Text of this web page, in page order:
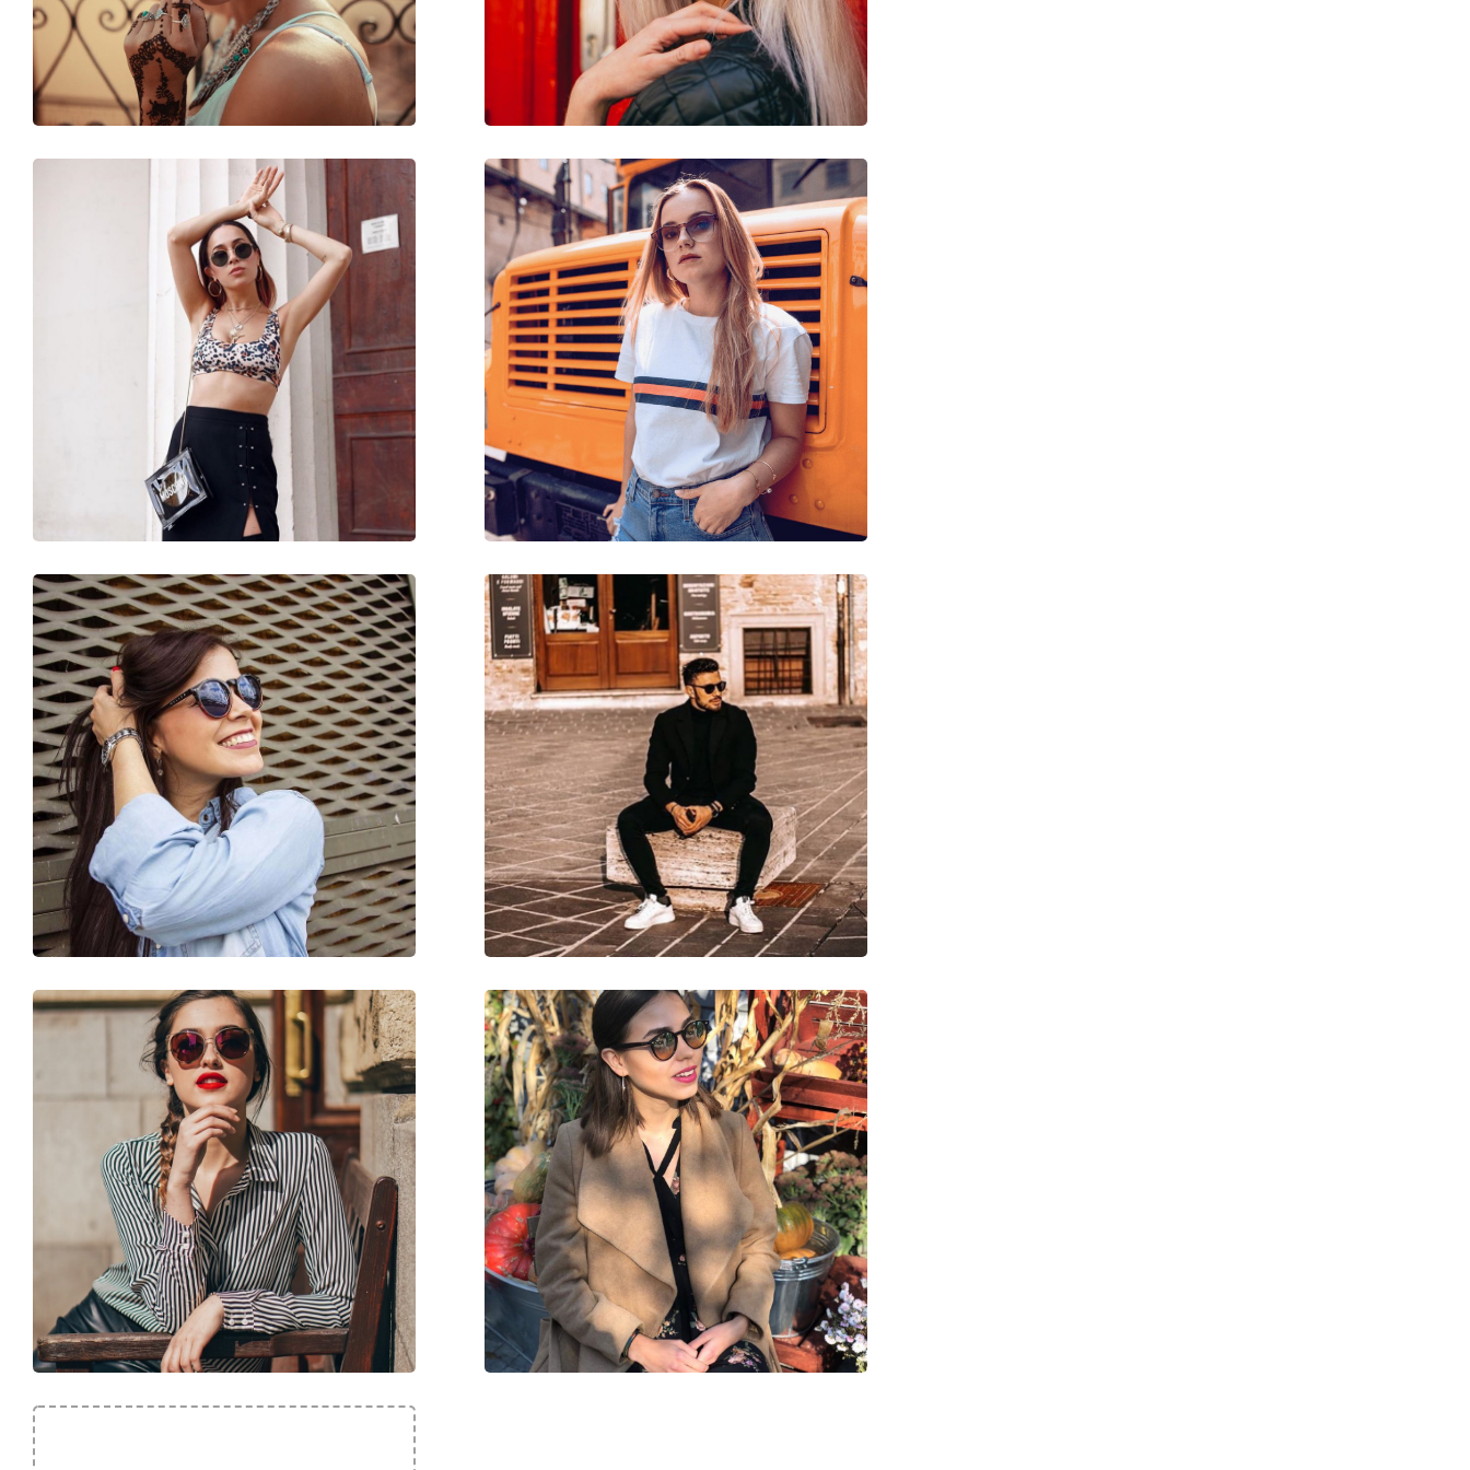
Poids:
90 g
Plaquettes de nez ajustables:
Non
Charnière à ressort:
Non
Accessoires
Étui:
Oui
Non
Pour enfants
0 - 3 ans
Lunettes de soleil
Izipizi
Mode
Sun Baby Apricot
Disponible avec correction: